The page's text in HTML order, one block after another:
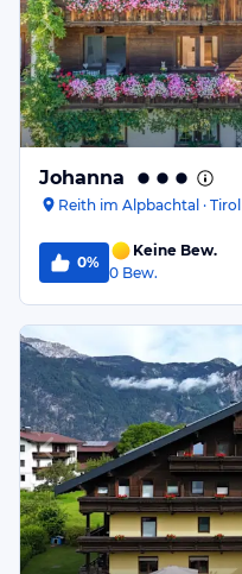
Johanna
Reith im Alpbachtal · Tirol
0%
Keine Bew.
0 Bew.